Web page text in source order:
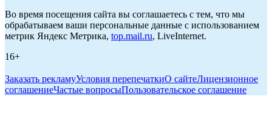
Во время посещения сайта вы соглашаетесь с тем, что мы
обрабатываем ваши персональные данные с использованием
метрик Яндекс Метрика, top.mail.ru, LiveInternet.
16+
Заказать рекламуУсловия перепечаткиО сайтеЛицензионное
соглашениеЧастые вопросыПользовательское соглашение